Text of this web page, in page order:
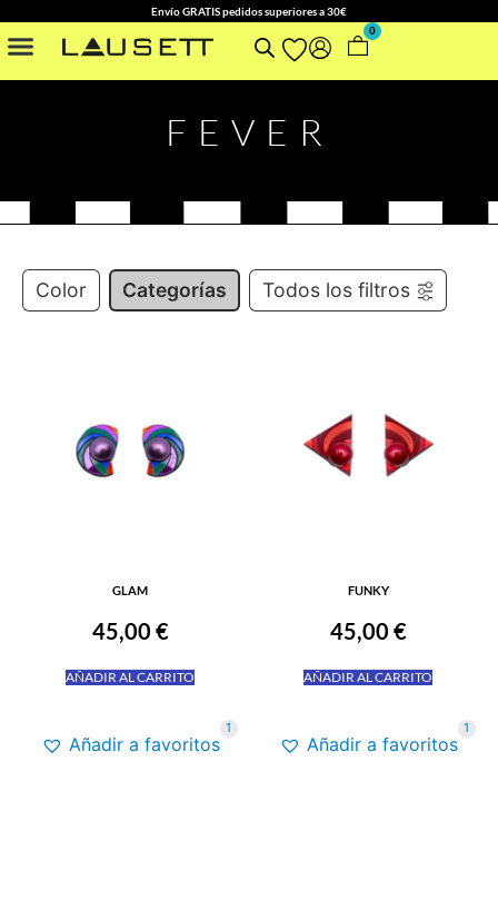
Envío GRATIS pedidos superiores a 30€
0
FEVER
Color Categorías Todos los filtros
GLAM
45,00 €
AÑADIR AL CARRITO
Añadir a favoritos
1
FUNKY
45,00 €
AÑADIR AL CARRITO
Añadir a favoritos
1